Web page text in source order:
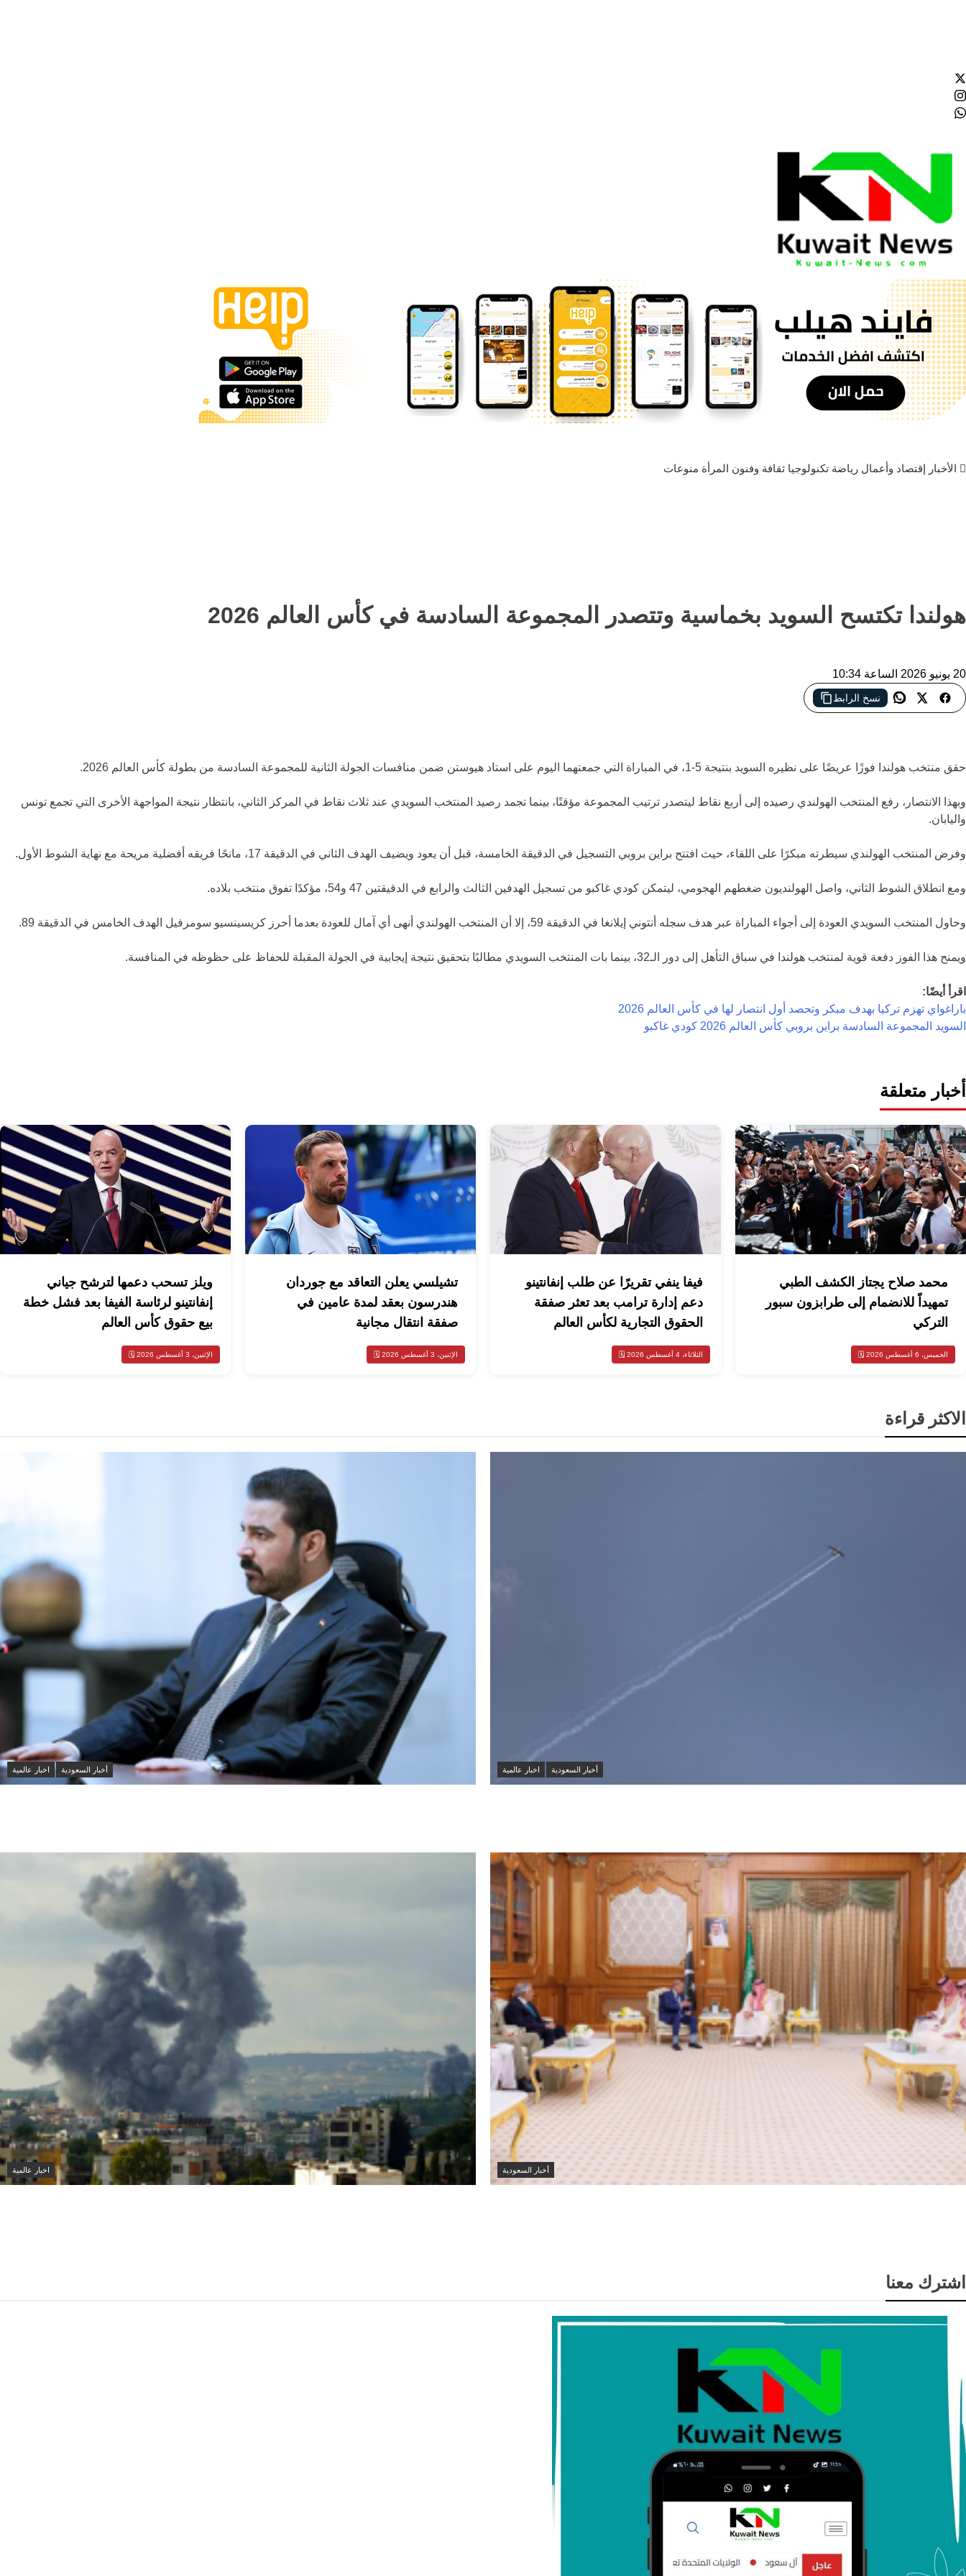
NE
News Elementor
الأخبار إقتصاد وأعمال رياضة تكنولوجيا ثقافة وفنون المرأة منوعات
هولندا تكتسح السويد بخماسية وتتصدر المجموعة السادسة في كأس العالم 2026
20 يونيو 2026 الساعة 10:34
نسخ الرابط
حقق منتخب هولندا فوزًا عريضًا على نظيره السويد بنتيجة 5-1، في المباراة التي جمعتهما اليوم على استاد هيوستن ضمن منافسات الجولة الثانية للمجموعة السادسة من بطولة كأس العالم 2026.
وبهذا الانتصار، رفع المنتخب الهولندي رصيده إلى أربع نقاط ليتصدر ترتيب المجموعة مؤقتًا، بينما تجمد رصيد المنتخب السويدي عند ثلاث نقاط في المركز الثاني، بانتظار نتيجة المواجهة الأخرى التي تجمع تونس
واليابان.
وفرض المنتخب الهولندي سيطرته مبكرًا على اللقاء، حيث افتتح براين بروبي التسجيل في الدقيقة الخامسة، قبل أن يعود ويضيف الهدف الثاني في الدقيقة 17، مانحًا فريقه أفضلية مريحة مع نهاية الشوط الأول.
ومع انطلاق الشوط الثاني، واصل الهولنديون ضغطهم الهجومي، ليتمكن كودي غاكبو من تسجيل الهدفين الثالث والرابع في الدقيقتين 47 و54، مؤكدًا تفوق منتخب بلاده.
وحاول المنتخب السويدي العودة إلى أجواء المباراة عبر هدف سجله أنتوني إيلانغا في الدقيقة 59، إلا أن المنتخب الهولندي أنهى أي آمال للعودة بعدما أحرز كريسينسيو سومرفيل الهدف الخامس في الدقيقة 89.
ويمنح هذا الفوز دفعة قوية لمنتخب هولندا في سباق التأهل إلى دور الـ32، بينما بات المنتخب السويدي مطالبًا بتحقيق نتيجة إيجابية في الجولة المقبلة للحفاظ على حظوظه في المنافسة.
اقرأ أيضًا:
باراغواي تهزم تركيا بهدف مبكر وتحصد أول انتصار لها في كأس العالم 2026
السويد المجموعة السادسة براين بروبي كأس العالم 2026 كودي غاكبو
أخبار متعلقة
محمد صلاح يجتاز الكشف الطبي
تمهيداً للانضمام إلى طرابزون سبور
التركي
الخميس، 6 أغسطس 2026 🗓️
فيفا ينفي تقريرًا عن طلب إنفانتينو
دعم إدارة ترامب بعد تعثر صفقة
الحقوق التجارية لكأس العالم
الثلاثاء، 4 أغسطس 2026 🗓️
تشيلسي يعلن التعاقد مع جوردان
هندرسون بعقد لمدة عامين في
صفقة انتقال مجانية
الإثنين، 3 أغسطس 2026 🗓️
ويلز تسحب دعمها لترشح جياني
إنفانتينو لرئاسة الفيفا بعد فشل خطة
بيع حقوق كأس العالم
الإثنين، 3 أغسطس 2026 🗓️
الاكثر قراءة
أخبار السعودية اخبار عالمية أخبار السعودية اخبار عالمية
أخبار السعودية اخبار عالمية
اشترك معنا